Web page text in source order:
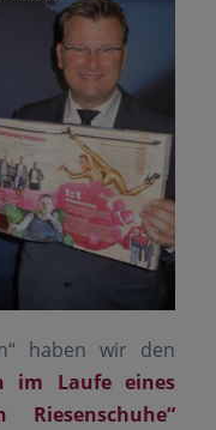
haben wir den
im Laufe eines
Riesenschuhe“